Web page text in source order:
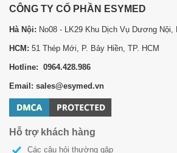
CÔNG TY CỔ PHẦN ESYMED
Hà Nội: No08 - LK29 Khu Dịch Vụ Dương Nội,
HCM: 51 Thép Mới, P. Bảy Hiền, TP. HCM
Hotline: 0964.428.986
Email: sales@esymed.vn
Hỗ trợ khách hàng
Các câu hỏi thường gặp